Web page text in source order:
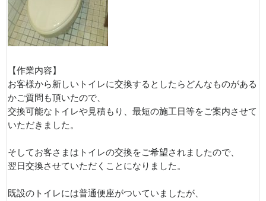
【作業内容】
お客様から新しいトイレに交換するとしたらどんなものがある
かご質問も頂いたので、
交換可能なトイレや見積もり、最短の施工日等をご案内させて
いただきました。
そしてお客さまはトイレの交換をご希望されましたので、
翌日交換させていただくことになりました。
既設のトイレには普通便座がついていましたが、